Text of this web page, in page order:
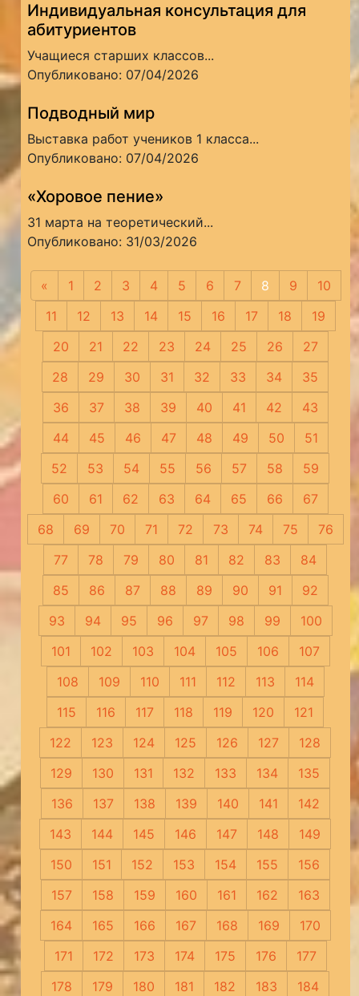
Индивидуальная консультация для
абитуриентов
Учащиеся старших классов...
Опубликовано: 07/04/2026
Подводный мир
Выставка работ учеников 1 класса...
Опубликовано: 07/04/2026
«Хоровое пение»
31 марта на теоретический...
Опубликовано: 31/03/2026
« Предыдущая
1 2 3 4 5 6 7 8 9
10
11
12 13 14 15 16 17 18
19
20
21 22 23 24 25 26
27
28
29 30 31 32 33 34
35
36
37 38 39 40 41 42
43
44
45 46 47 48 49 50
51
52
53 54 55 56 57 58
59
60
61 62 63 64 65 66
67
68
69 70 71 72 73 74 75
76
77
78 79 80 81 82 83
84
85
86 87 88 89 90 91
92
93
94 95 96 97 98 99
100
101
102 103 104 105 106
107
108
109 110 111 112 113
114
115
116 117 118 119 120
121
122
123 124 125 126 127
128
129
130 131 132 133 134
135
136
137 138 139 140 141
142
143
144 145 146 147 148
149
150
151 152 153 154 155
156
157
158 159 160 161 162
163
164
165 166 167 168 169
170
171
172 173 174 175 176
177
178
179 180 181 182 183
184